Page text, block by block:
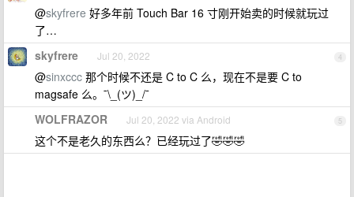
@skyfrere 好多年前 Touch Bar 16 寸刚开始卖的时候就玩过
了…
4
skyfrere Jul 20, 2022
@sinxccc 那个时候不还是 C to C 么，现在不是要 C to
magsafe 么。¯\_(ツ)_/¯
5
WOLFRAZOR Jul 20, 2022 via Android
这个不是老久的东西么？已经玩过了🤣🤣🤣